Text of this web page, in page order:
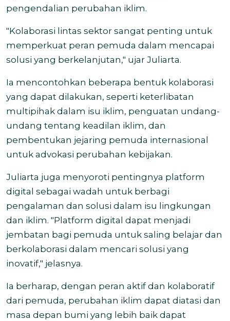
pengendalian perubahan iklim.
"Kolaborasi lintas sektor sangat penting untuk
memperkuat peran pemuda dalam mencapai
solusi yang berkelanjutan," ujar Juliarta.
Ia mencontohkan beberapa bentuk kolaborasi
yang dapat dilakukan, seperti keterlibatan
multipihak dalam isu iklim, penguatan undang-
undang tentang keadilan iklim, dan
pembentukan jejaring pemuda internasional
untuk advokasi perubahan kebijakan.
Juliarta juga menyoroti pentingnya platform
digital sebagai wadah untuk berbagi
pengalaman dan solusi dalam isu lingkungan
dan iklim. "Platform digital dapat menjadi
jembatan bagi pemuda untuk saling belajar dan
berkolaborasi dalam mencari solusi yang
inovatif," jelasnya.
Ia berharap, dengan peran aktif dan kolaboratif
dari pemuda, perubahan iklim dapat diatasi dan
masa depan bumi yang lebih baik dapat